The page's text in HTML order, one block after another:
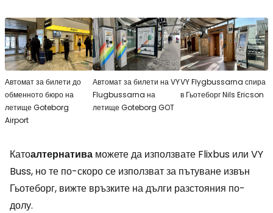
Автомат за билети до
обменното бюро на
летище Goteborg
Airport
Автомат за билети на VY
Flugbussarna на
летище Goteborg GOT
VY Flygbussarna спира
в Гьотеборг Nils Ericson
Катоалтернатива можете да използвате Flixbus или VY
Buss, но те по-скоро се използват за пътуване извън
Гьотеборг, вижте връзките на дълги разстояния по-
долу.